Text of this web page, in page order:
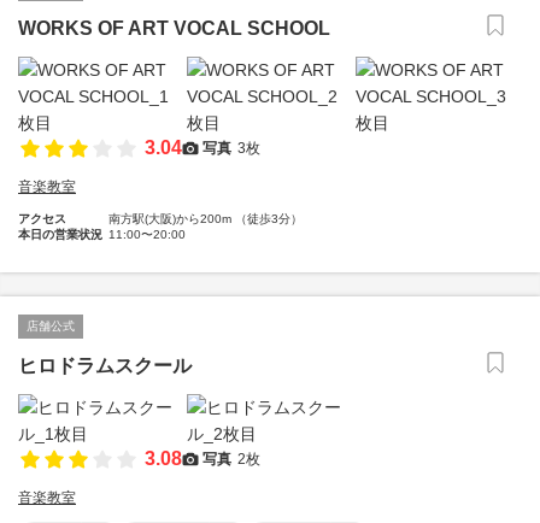
WORKS OF ART VOCAL SCHOOL
3.04 写真 3枚
音楽教室
アクセス
南方駅(大阪)から200m （徒歩3分）
本日の営業状況 11:00〜20:00
店舗公式
ヒロドラムスクール
3.08 写真 2枚
音楽教室